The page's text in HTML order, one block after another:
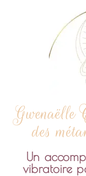
des
Un
vibratoire